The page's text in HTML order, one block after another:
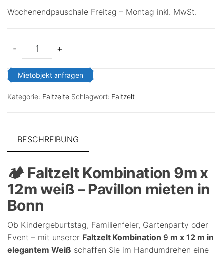
Wochenendpauschale Freitag – Montag inkl. MwSt.
- +
Mietobjekt anfragen
Kategorie: Faltzelte Schlagwort: Faltzelt
BESCHREIBUNG
🏕️ Faltzelt Kombination 9m x
12m weiß – Pavillon mieten in
Bonn
Ob Kindergeburtstag, Familienfeier, Gartenparty oder
Event – mit unserer Faltzelt Kombination 9 m x 12 m in
elegantem Weiß schaffen Sie im Handumdrehen eine